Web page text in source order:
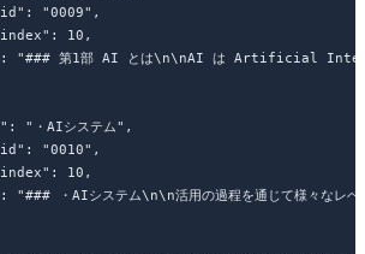
: "0009" ,
: 10 ,
: "### 第1部 AI とは\n\nAI は Artificial Intelligence（
: "・AIシステム" ,
: "0010" ,
: 10 ,
: "### ・AIシステム\n\n活用の過程を通じて様々なレ